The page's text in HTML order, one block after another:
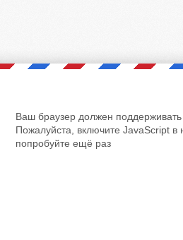
Ваш браузер должен
Пожалуйста, включите JavaScript в
попробуйте ещё раз